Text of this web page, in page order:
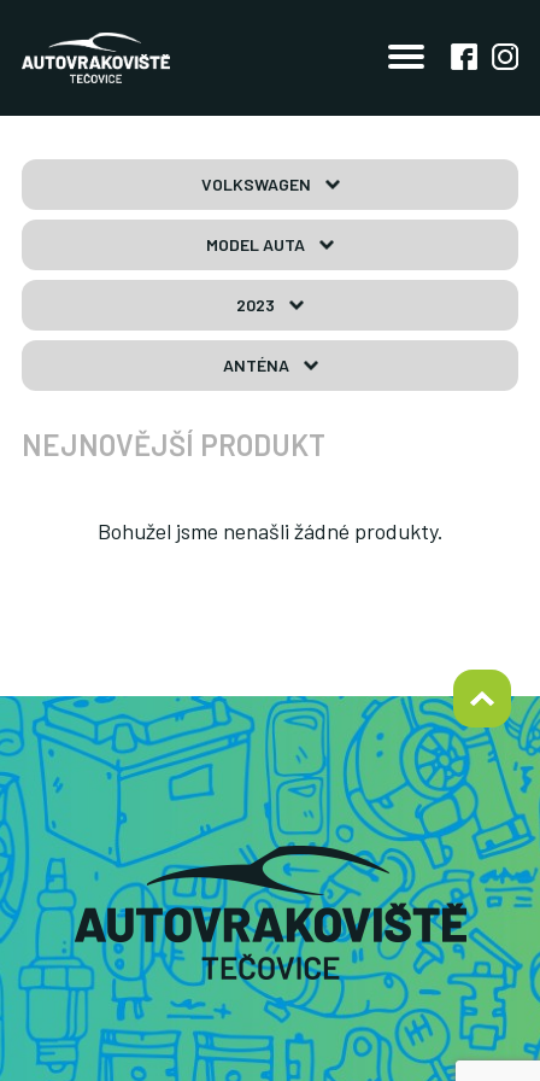
VOLKSWAGEN
MODEL AUTA
2023
ANTÉNA
NEJNOVĚJŠÍ PRODUKT
Bohužel jsme nenašli žádné produkty.